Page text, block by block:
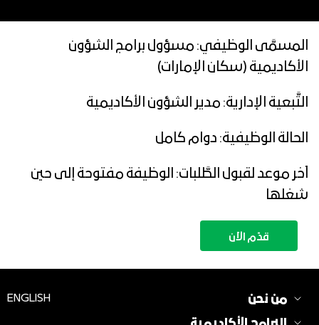
المسمَّى الوظيفي: مسؤول برامج الشؤون
الأكاديمية (سكان الإمارات)
التَّبعية الإدارية: مدير الشؤون الأكاديمية
الحالة الوظيفية: دوام كامل
آخر موعد لقبول الطَّلبات: الوظيفة مفتوحة إلى حين
شغلها
قدّم الآن
من نحن
ENGLISH